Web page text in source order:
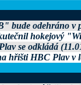
odehráno v
hokejový
se odkládá
hřišti HBC Plav v